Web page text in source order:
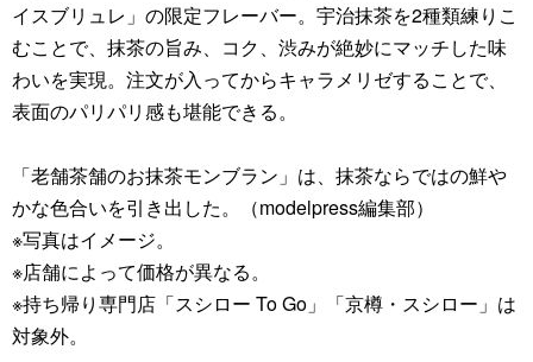
イスブリュレ」の限定フレーバー。宇治抹茶を2種類練りこ
むことで、抹茶の旨み、コク、渋みが絶妙にマッチした味
わいを実現。注文が入ってからキャラメリゼすることで、
表面のパリパリ感も堪能できる。
「老舗茶舗のお抹茶モンブラン」は、抹茶ならではの鮮や
かな色合いを引き出した。（modelpress編集部）
※写真はイメージ。
※店舗によって価格が異なる。
※持ち帰り専門店「スシロー To Go」「京樽・スシロー」は
対象外。